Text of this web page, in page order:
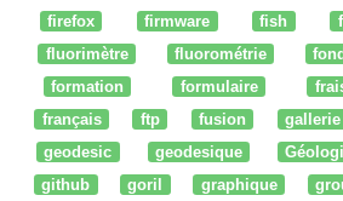
firefox
firmware fish
fluorimètre
fluorométrie
formation
formulaire
français
ftp fusion gallerie
geodesic
geodesique
github
goril graphique